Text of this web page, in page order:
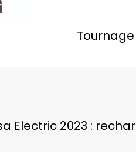
Electric 2023 :